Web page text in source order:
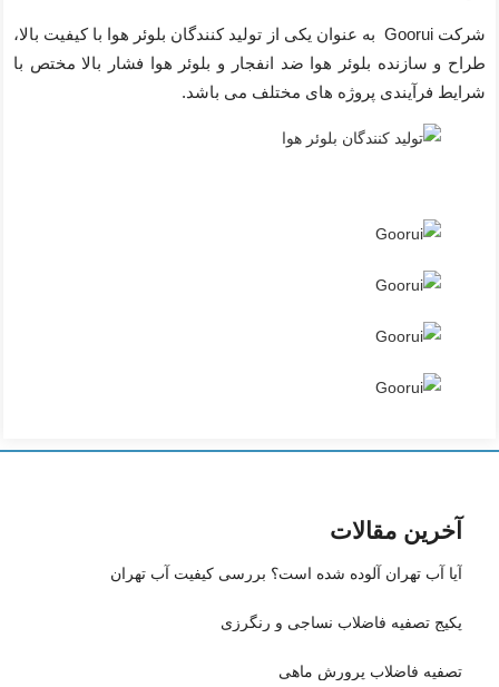
شرکت Goorui به عنوان یکی از تولید کنندگان بلوئر هوا با کیفیت بالا،
طراح و سازنده بلوئر هوا ضد انفجار و بلوئر هوا فشار بالا مختص با
شرایط فرآیندی پروژه های مختلف می باشد.
آخرین مقالات
آیا آب تهران آلوده شده است؟ بررسی کیفیت آب تهران
پکیج تصفیه فاضلاب نساجی و رنگرزی
تصفیه فاضلاب پرورش ماهی